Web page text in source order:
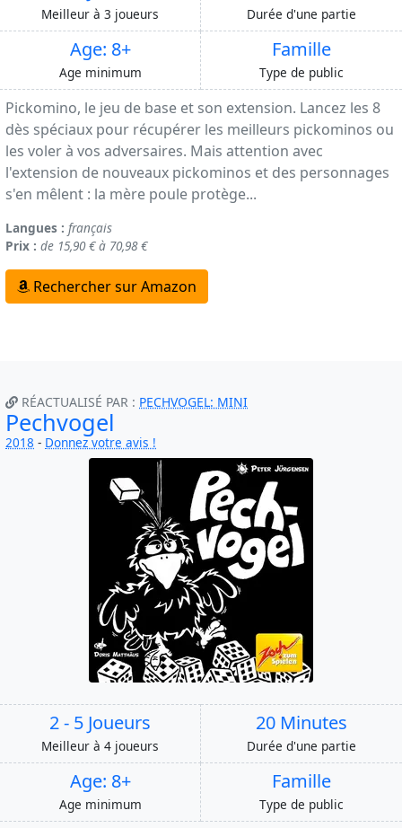
Meilleur à 3 joueurs Durée d'une partie
Age: 8+
Age minimum
Famille
Type de public
Pickomino, le jeu de base et son extension. Lancez les 8
dès spéciaux pour récupérer les meilleurs pickominos ou
les voler à vos adversaires. Mais attention avec
l'extension de nouveaux pickominos et des personnages
s'en mêlent : la mère poule protège...
Langues : français
Prix : de 15,90 € à 70,98 €
Rechercher sur Amazon
RÉACTUALISÉ PAR : PECHVOGEL: MINI
Pechvogel
2018 - Donnez votre avis !
2 - 5 Joueurs
Meilleur à 4 joueurs
20 Minutes
Durée d'une partie
Age: 8+
Age minimum
Famille
Type de public